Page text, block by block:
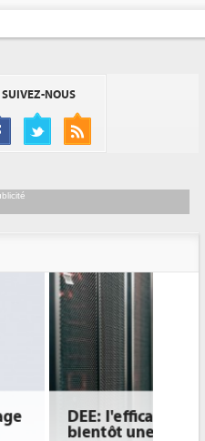
SUIVEZ-NOUS
énergétique
pour les